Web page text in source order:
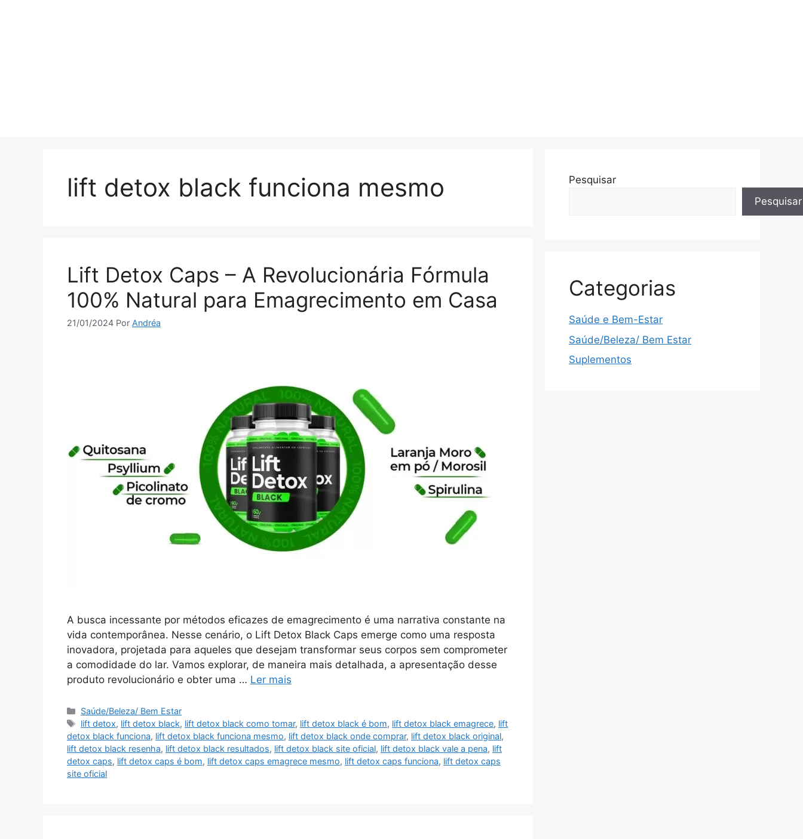
lift detox black funciona mesmo
Lift Detox Caps – A Revolucionária Fórmula
100% Natural para Emagrecimento em Casa
21/01/2024 Por Andréa
A busca incessante por métodos eficazes de emagrecimento é uma narrativa constante na
vida contemporânea. Nesse cenário, o Lift Detox Black Caps emerge como uma resposta
inovadora, projetada para aqueles que desejam transformar seus corpos sem comprometer
a comodidade do lar. Vamos explorar, de maneira mais detalhada, a apresentação desse
produto revolucionário e obter uma … Ler mais
Categorias
Saúde/Beleza/ Bem Estar
Tags
lift detox, lift detox black, lift detox black como tomar, lift detox black é bom, lift detox black emagrece, lift
detox black funciona, lift detox black funciona mesmo, lift detox black onde comprar, lift detox black original,
lift detox black resenha, lift detox black resultados, lift detox black site oficial, lift detox black vale a pena, lift
detox caps, lift detox caps é bom, lift detox caps emagrece mesmo, lift detox caps funciona, lift detox caps
site oficial
Pesquisar
Pesquisar
Categorias
Saúde e Bem-Estar
Saúde/Beleza/ Bem Estar
Suplementos